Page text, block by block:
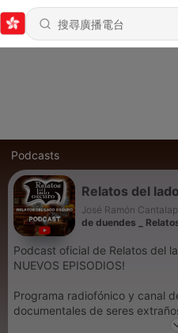
Podcasts
Relatos del
José Ramón
de duendes _
Podcast oficial de Relatos del
NUEVOS EPISODIOS!
Programa radiofónico y canal
documentales de seres
sucesos inexplicables y